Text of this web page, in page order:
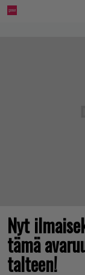
Nyt
tämä
talteen!